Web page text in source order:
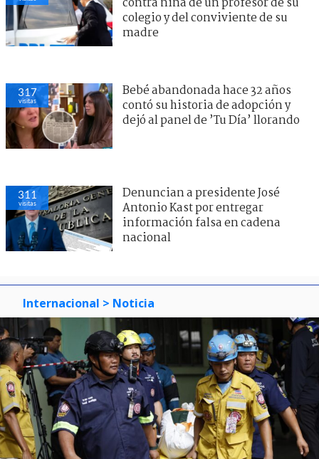
colegio y del conviviente de su
madre
317
visitas
Bebé abandonada hace 32 años
contó su historia de adopción y
dejó al panel de ’Tu Día’ llorando
311
visitas
Denuncian a presidente José
Antonio Kast por entregar
información falsa en cadena
nacional
Internacional > Noticia